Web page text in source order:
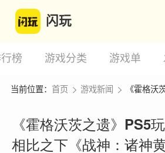
闪玩
榜 游戏分类 游戏单
当前位置： 首页 游戏新闻 《霍格沃茨之遗》
《霍格沃茨之遗》PS5
相比之下《战神：诸神